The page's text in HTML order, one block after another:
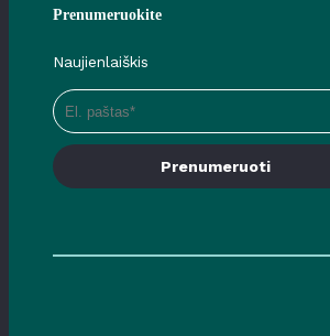
Prenumeruokite
Naujienlaiškis
Prenumeruoti